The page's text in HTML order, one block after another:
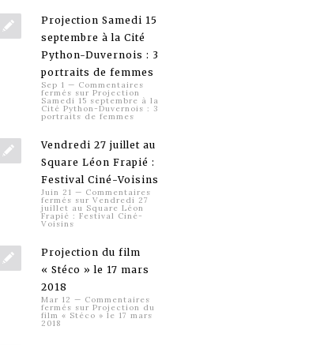
Projection Samedi 15
septembre à la Cité
Python-Duvernois : 3
portraits de femmes
Sep 1 — Commentaires
fermés sur Projection
Samedi 15 septembre à la
Cité Python-Duvernois : 3
portraits de femmes
Vendredi 27 juillet au
Square Léon Frapié :
Festival Ciné-Voisins
Juin 21 — Commentaires
fermés sur Vendredi 27
juillet au Square Léon
Frapié : Festival Ciné-
Voisins
Projection du film
« Stéco » le 17 mars
2018
Mar 12 — Commentaires
fermés sur Projection du
film « Stéco » le 17 mars
2018